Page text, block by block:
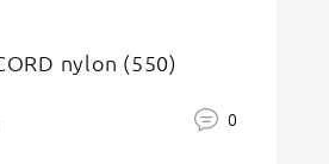
nylon (550)
0